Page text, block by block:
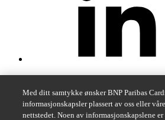
Med ditt samtykke ønsker BNP Paribas
informasjonskapsler plassert av oss eller
nettstedet. Noen av informasjonskapslene